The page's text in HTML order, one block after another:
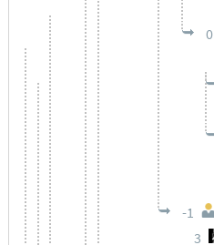
0
-1
3